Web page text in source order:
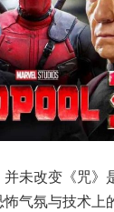
未改变《咒》
气氛与技术上